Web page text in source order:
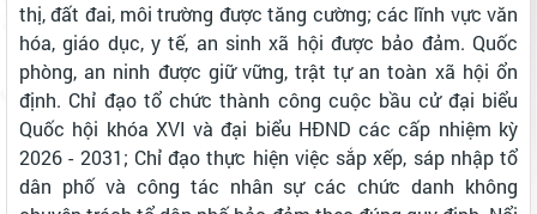
thị, đất đai, môi trường được tăng cường; các lĩnh vực văn
hóa, giáo dục, y tế, an sinh xã hội được bảo đảm. Quốc
phòng, an ninh được giữ vững, trật tự an toàn xã hội ổn
định. Chỉ đạo tổ chức thành công cuộc bầu cử đại biểu
Quốc hội khóa XVI và đại biểu HĐND các cấp nhiệm kỳ
2026 - 2031; Chỉ đạo thực hiện việc sắp xếp, sáp nhập tổ
dân phố và công tác nhân sự các chức danh không